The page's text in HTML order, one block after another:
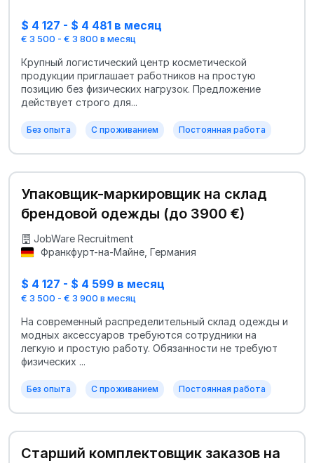
$ 4 127 - $ 4 481 в месяц
€ 3 500 - € 3 800 в месяц
Крупный логистический центр косметической
продукции приглашает работников на простую
позицию без физических нагрузок. Предложение
действует строго для...
Без опыта С проживанием Постоянная работа
Упаковщик-маркировщик на склад
брендовой одежды (до 3900 €)
JobWare Recruitment
Франкфурт-на-Майне, Германия
$ 4 127 - $ 4 599 в месяц
€ 3 500 - € 3 900 в месяц
На современный распределительный склад одежды и
модных аксессуаров требуются сотрудники на
легкую и простую работу. Обязанности не требуют
физических ...
Без опыта С проживанием Постоянная работа
Старший комплектовщик заказов на